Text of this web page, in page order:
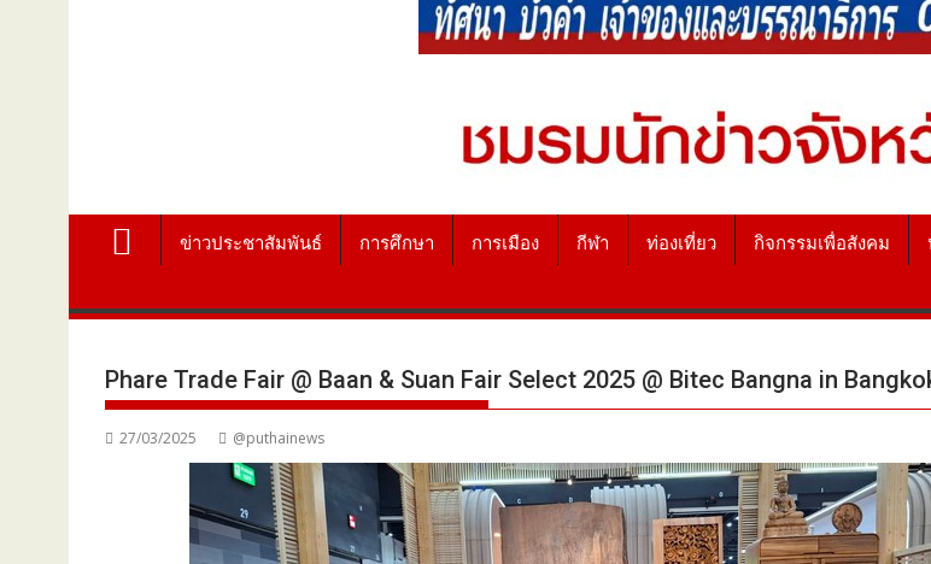
ข่าวประชาสัมพันธ์ การศึกษา การเมือง กีฬา ท่องเที่ยว กิจกรรมเพื่อสังคม
Phare Trade Fair @ Baan & Suan Fair Select 2025 @ Bitec Bangna in
27/03/2025 @puthainews